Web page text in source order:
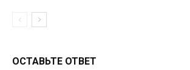
ОСТАВЬТЕ ОТВЕТ